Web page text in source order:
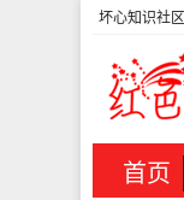
坏心知识社区
首页